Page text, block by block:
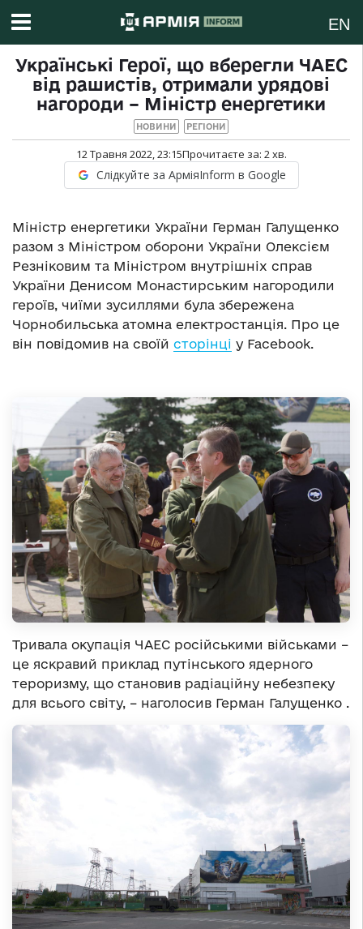
EN
Українські Герої, що вберегли ЧАЕС
від рашистів, отримали урядові
нагороди – Міністр енергетики
НОВИНИ РЕГІОНИ
12 Травня 2022, 23:15Прочитаєте за: 2хв.
Слідкуйте за АрміяInform в Google
Міністр енергетики України Герман Галущенко
разом з Міністром оборони України Олексієм
Резніковим та Міністром внутрішніх справ
України Денисом Монастирським нагородили
героїв, чиїми зусиллями була збережена
Чорнобильська атомна електростанція. Про це
він повідомив на своїй сторінці у Facebook.
Тривала окупація ЧАЕС російськими військами –
це яскравий приклад путінського ядерного
тероризму, що становив радіаційну небезпеку
для всього світу, – наголосив Герман Галущенко .